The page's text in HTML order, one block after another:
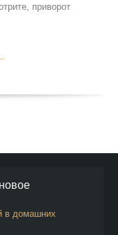
приворот
в домашних